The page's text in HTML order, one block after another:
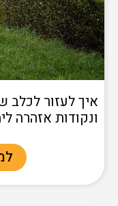
איך לעזור לכלב
ונקודות אזהרה